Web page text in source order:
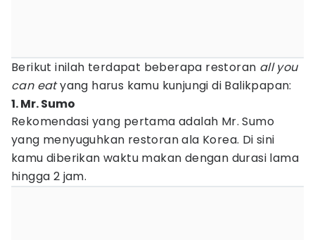
Berikut inilah terdapat beberapa restoran all you
can eatyang harus kamu kunjungi di Balikpapan:
1. Mr. Sumo
Rekomendasi yang pertama adalah Mr. Sumo
yang menyuguhkan restoran ala Korea. Di sini
kamu diberikan waktu makan dengan durasi lama
hingga 2 jam.